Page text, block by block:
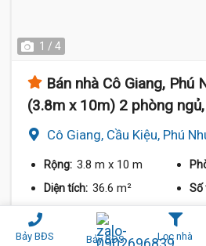
Bảy BĐS Bảy BĐS Lọc nhà
1 / 4
Bán nhà Cô Giang, Phú
(3.8m x 10m) 2 phòng
Cô Giang, Cầu Kiệu, Phú
Rộng: 3.8 m x 10 m
Diện tích: 36.6 m² Số
171 triệu/m²